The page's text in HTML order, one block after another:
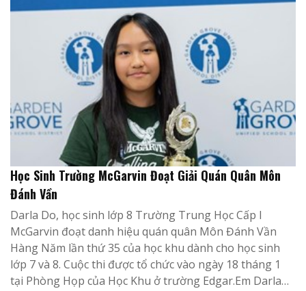
Học Sinh Trường McGarvin Đoạt Giải Quán Quân Môn
Đánh Vần
Darla Do, học sinh lớp 8 Trường Trung Học Cấp I
McGarvin đoạt danh hiệu quán quân Môn Đánh Vần
Hàng Năm lần thứ 35 của học khu dành cho học sinh
lớp 7 và 8. Cuộc thi được tổ chức vào ngày 18 tháng 1
tại Phòng Họp của Học Khu ở trường Edgar.Em Darla…